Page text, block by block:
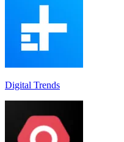
Digital Trends